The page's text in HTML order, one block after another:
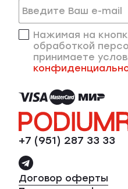
+7 (951) 287 33 33
Договор оферты
Нажимая на
обработкой
принимаете